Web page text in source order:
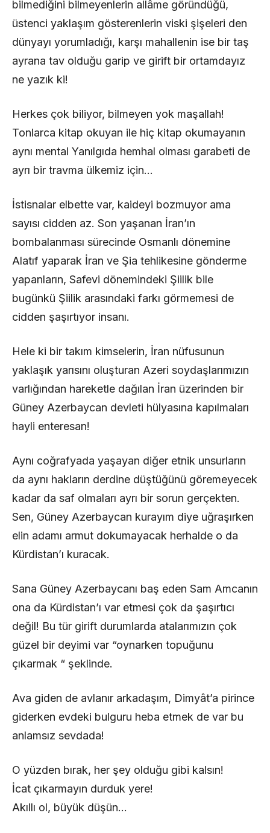
bilmediğini bilmeyenlerin allâme göründüğü,
üstenci yaklaşım gösterenlerin viski şişeleri den
dünyayı yorumladığı, karşı mahallenin ise bir taş
ayrana tav olduğu garip ve girift bir ortamdayız
ne yazık ki!
Herkes çok biliyor, bilmeyen yok maşallah!
Tonlarca kitap okuyan ile hiç kitap okumayanın
aynı mental Yanılgıda hemhal olması garabeti de
ayrı bir travma ülkemiz için…
İstisnalar elbette var, kaideyi bozmuyor ama
sayısı cidden az. Son yaşanan İran’ın
bombalanması sürecinde Osmanlı dönemine
Alatıf yaparak İran ve Şia tehlikesine gönderme
yapanların, Safevi dönemindeki Şiilik bile
bugünkü Şiilik arasındaki farkı görmemesi de
cidden şaşırtıyor insanı.
Hele ki bir takım kimselerin, İran nüfusunun
yaklaşık yarısını oluşturan Azeri soydaşlarımızın
varlığından hareketle dağılan İran üzerinden bir
Güney Azerbaycan devleti hülyasına kapılmaları
hayli enteresan!
Aynı coğrafyada yaşayan diğer etnik unsurların
da aynı hakların derdine düştüğünü göremeyecek
kadar da saf olmaları ayrı bir sorun gerçekten.
Sen, Güney Azerbaycan kurayım diye uğraşırken
elin adamı armut dokumayacak herhalde o da
Kürdistan’ı kuracak.
Sana Güney Azerbaycanı baş eden Sam Amcanın
ona da Kürdistan’ı var etmesi çok da şaşırtıcı
değil! Bu tür girift durumlarda atalarımızın çok
güzel bir deyimi var “oynarken topuğunu
çıkarmak “ şeklinde.
Ava giden de avlanır arkadaşım, Dimyât’a pirince
giderken evdeki bulguru heba etmek de var bu
anlamsız sevdada!
O yüzden bırak, her şey olduğu gibi kalsın!
İcat çıkarmayın durduk yere!
Akıllı ol, büyük düşün…